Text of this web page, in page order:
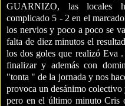
GUARNIZO, las locales
complicado 5 - 2 en el
los nervios y poco a poco se
falta de diez minutos el
los dos goles que realizó Eva
finalizar y además con
"tonta " de la jornada y nos
provoca un desánimo
pero en el último minuto Cris